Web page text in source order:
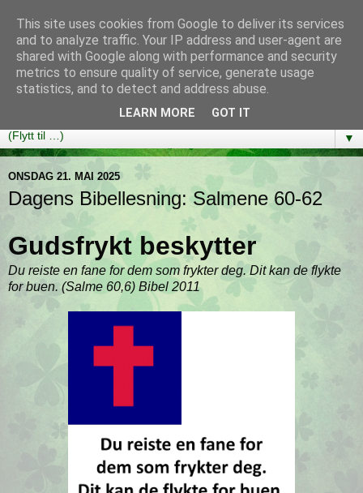
Bibelutfordringen
En bibelleseplan som hjelper deg med å lese gjennom hele
Bibelen på ett år!
▼
ONSDAG 21. MAI 2025
Dagens Bibellesning: Salmene 60-62
Gudsfrykt beskytter
Du reiste en fane for dem som frykter deg. Dit kan de flykte
for buen. (Salme 60,6) Bibel 2011
This site uses cookies from Google to deliver its services
and to analyze traffic. Your IP address and user-agent are
shared with Google along with performance and security
metrics to ensure quality of service, generate usage
statistics, and to detect and address abuse.
LEARN MORE GOT IT